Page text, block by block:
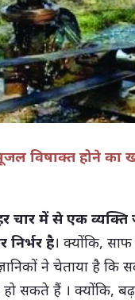
विषाक्त होने का
चार में से एक व्यक्ति
है। क्योंकि,
ने चेताया है
हो सकते हैं । क्योंकि,